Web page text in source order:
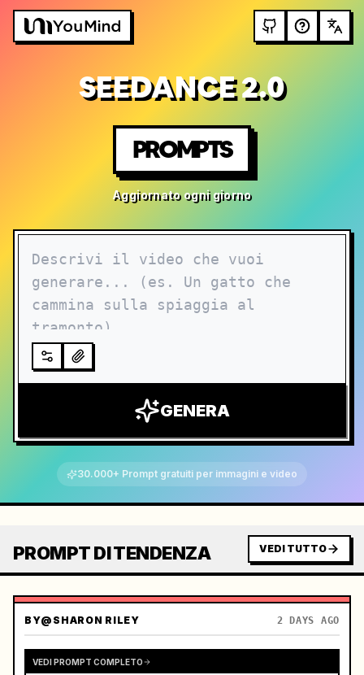
SEEDANCE 2.0
PROMPTS
Aggiornato ogni giorno
GENERA
30.000+ Prompt gratuiti per immagini e video
PROMPT DI TENDENZA VEDI TUTTO
BY@SHARON RILEY 2 DAYS AGO
VEDI PROMPT COMPLETO